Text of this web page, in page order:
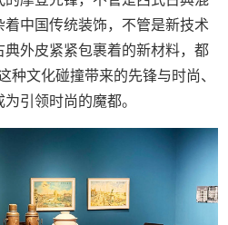
中国传统装饰，不管是新技术
外皮紧紧包裹着的新材料，都
种文化碰撞带来的先锋与时尚、
引领时尚的魔都。